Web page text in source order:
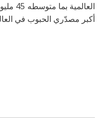
أكبر مصدّري الحبوب في